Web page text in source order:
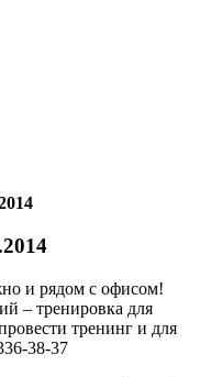
и рядом с офисом!
– тренировка для
тренинг и для
38-37